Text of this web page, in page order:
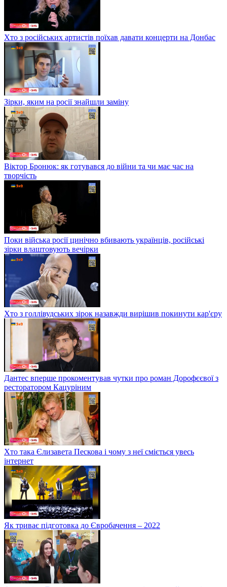
Хто з російських артистів поїхав давати концерти на Донбас
Зірки, яким на росії знайшли заміну
Віктор Бронюк: як готувався до війни та чи має час на
творчість
Поки війська росії цинічно вбивають українців, російські
зірки влаштовують вечірки
Хто з голлівудських зірок назавжди вирішив покинути кар'єру
Дантес вперше прокоментував чутки про роман Дорофєєвої з
ресторатором Кацуріним
Хто така Єлизавета Пескова і чому з неї сміється увесь
інтернет
Як триває підготовка до Євробачення – 2022